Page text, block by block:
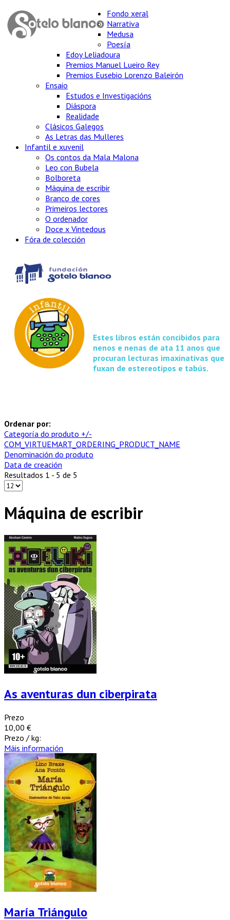
Fondo xeral
Narrativa
Medusa
Poesía
Edoy Leliadoura
Premios Manuel Lueiro Rey
Premios Eusebio Lorenzo Baleirón
Ensaio
Estudos e Investigacións
Diáspora
Realidade
Clásicos Galegos
As Letras das Mulleres
Infantil e xuvenil
Os contos da Mala Malona
Leo con Bubela
Bolboreta
Máquina de escribir
Branco de cores
Primeiros lectores
O ordenador
Doce x Vintedous
Fóra de colección
Estes libros están concibidos para
nenos e nenas de ata 11 anos que
procuran lecturas imaxinativas que
fuxan de estereotipos e tabús.
Ordenar por:
Categoría do produto +/-
COM_VIRTUEMART_ORDERING_PRODUCT_NAME
Denominación do produto
Data de creación
Resultados 1 - 5 de 5
Máquina de escribir
As aventuras dun ciberpirata
Prezo
10,00 €
Prezo / kg:
Máis información
María Triángulo